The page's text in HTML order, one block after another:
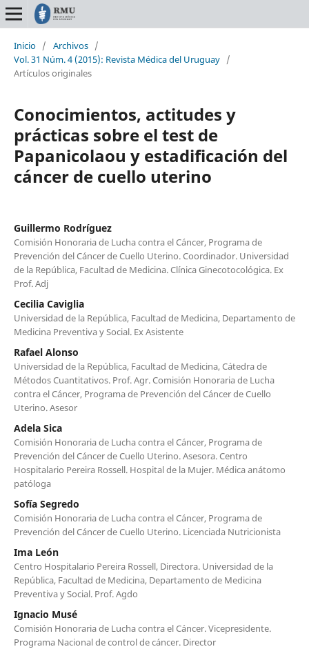
Inicio / Archivos /
Vol. 31 Núm. 4 (2015): Revista Médica del Uruguay /
Artículos originales
Conocimientos, actitudes y
prácticas sobre el test de
Papanicolaou y estadificación del
cáncer de cuello uterino
Guillermo Rodríguez
Comisión Honoraria de Lucha contra el Cáncer, Programa de
Prevención del Cáncer de Cuello Uterino. Coordinador. Universidad
de la República, Facultad de Medicina. Clínica Ginecotocológica. Ex
Prof. Adj
Cecilia Caviglia
Universidad de la República, Facultad de Medicina, Departamento de
Medicina Preventiva y Social. Ex Asistente
Rafael Alonso
Universidad de la República, Facultad de Medicina, Cátedra de
Métodos Cuantitativos. Prof. Agr. Comisión Honoraria de Lucha
contra el Cáncer, Programa de Prevención del Cáncer de Cuello
Uterino. Asesor
Adela Sica
Comisión Honoraria de Lucha contra el Cáncer, Programa de
Prevención del Cáncer de Cuello Uterino. Asesora. Centro
Hospitalario Pereira Rossell. Hospital de la Mujer. Médica anátomo
patóloga
Sofía Segredo
Comisión Honoraria de Lucha contra el Cáncer, Programa de
Prevención del Cáncer de Cuello Uterino. Licenciada Nutricionista
Ima León
Centro Hospitalario Pereira Rossell, Directora. Universidad de la
República, Facultad de Medicina, Departamento de Medicina
Preventiva y Social. Prof. Agdo
Ignacio Musé
Comisión Honoraria de Lucha contra el Cáncer. Vicepresidente.
Programa Nacional de control de cáncer. Director